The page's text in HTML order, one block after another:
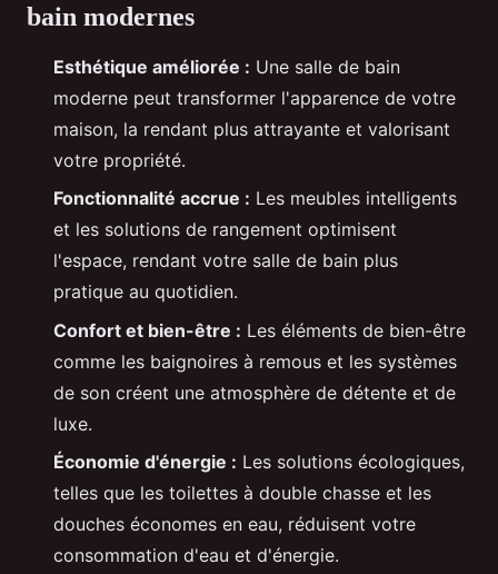
bain modernes
Esthétique améliorée : Une salle de bain
moderne peut transformer l'apparence de votre
maison, la rendant plus attrayante et valorisant
votre propriété.
Fonctionnalité accrue : Les meubles intelligents
et les solutions de rangement optimisent
l'espace, rendant votre salle de bain plus
pratique au quotidien.
Confort et bien-être : Les éléments de bien-être
comme les baignoires à remous et les systèmes
de son créent une atmosphère de détente et de
luxe.
Économie d'énergie : Les solutions écologiques,
telles que les toilettes à double chasse et les
douches économes en eau, réduisent votre
consommation d'eau et d'énergie.